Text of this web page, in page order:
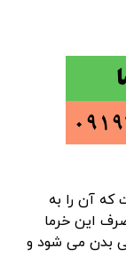
که آن را به
این خرما
بدن می شود و